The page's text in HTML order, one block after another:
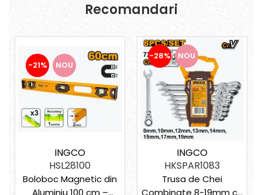
Scule pentru Gresie și Sticlă
Scule pentru grădină
Suflantă frunze
Suporturi laptop
Tirbușoane și deschizătoare de
sticle
Trusă tubulare
Unelte pentru altoit
Recomandari
-21% NOU
INGCO
HSL28100
Boloboc Magnetic din
Aluminiu 100 cm –
-28% NOU
INGCO
HKSPAR1083
Trusa de Chei
Combinate 8-19mm cu